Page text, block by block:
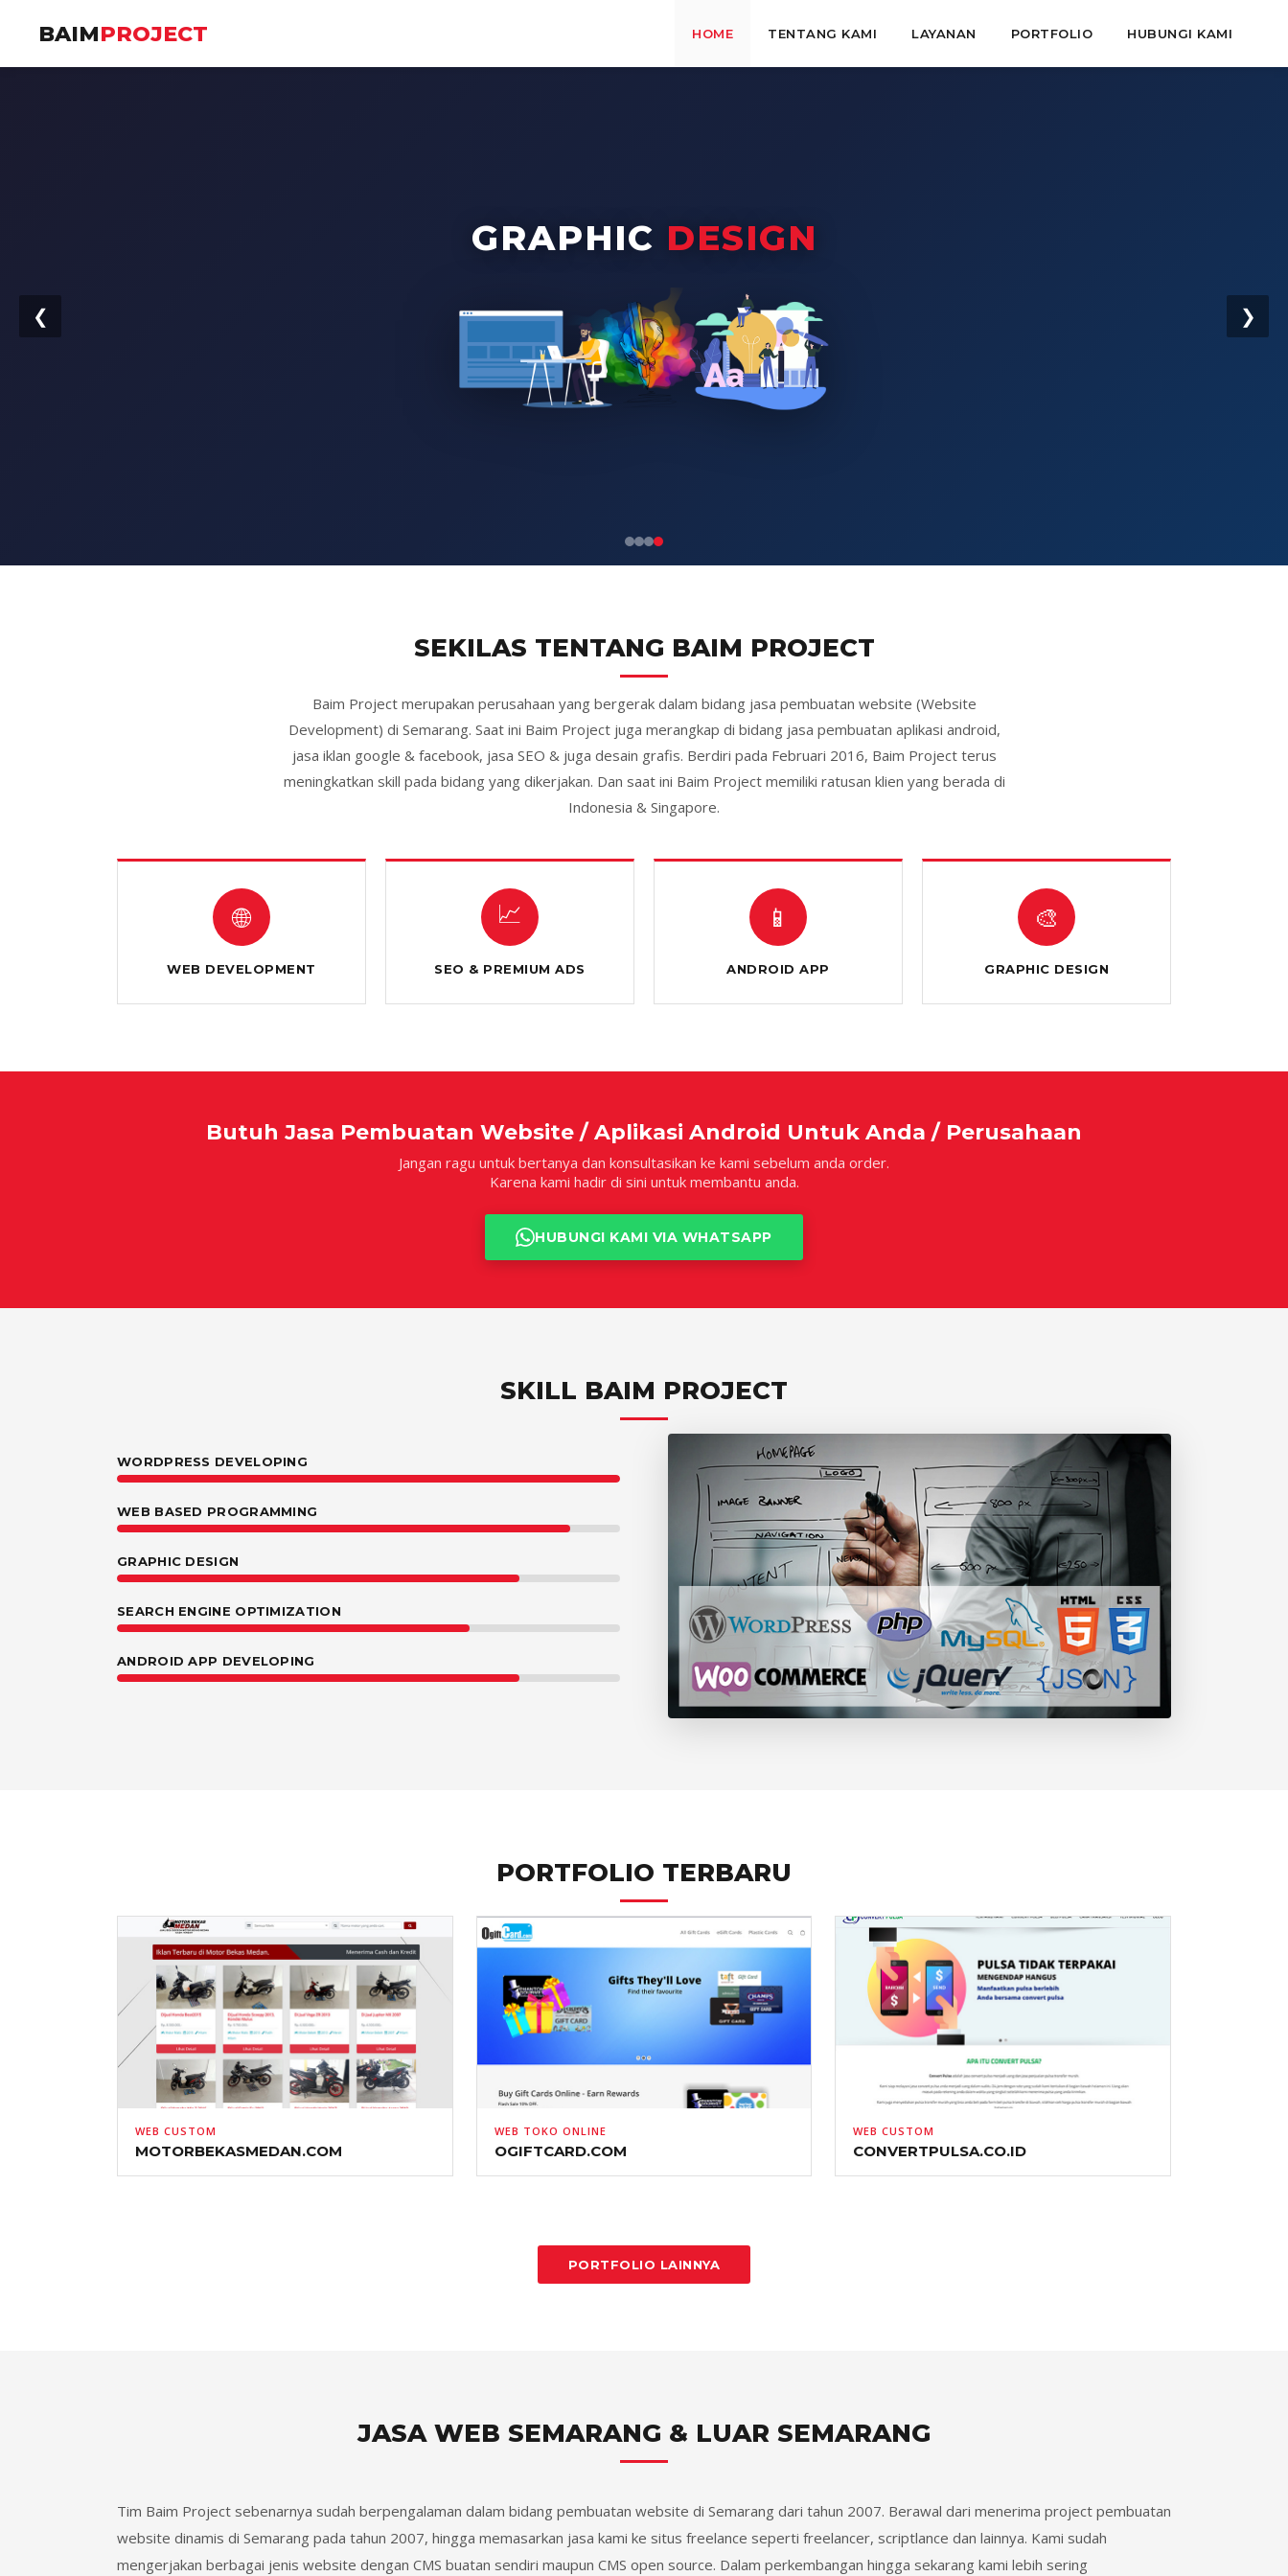
BAIMPROJECT HOME TENTANG KAMI LAYANAN PORTFOLIO HUBUNGI KAMI
GRAPHIC DESIGN
❮ ❯
SEKILAS TENTANG BAIM PROJECT
Baim Project merupakan perusahaan yang bergerak dalam bidang jasa pembuatan website (Website
Development) di Semarang. Saat ini Baim Project juga merangkap di bidang jasa pembuatan aplikasi android,
jasa iklan google & facebook, jasa SEO & juga desain grafis. Berdiri pada Februari 2016, Baim Project terus
meningkatkan skill pada bidang yang dikerjakan. Dan saat ini Baim Project memiliki ratusan klien yang berada di
Indonesia & Singapore.
🌐
WEB DEVELOPMENT
📈
SEO & PREMIUM ADS
📱
ANDROID APP
🎨
GRAPHIC DESIGN
Butuh Jasa Pembuatan Website / Aplikasi Android Untuk Anda / Perusahaan
Jangan ragu untuk bertanya dan konsultasikan ke kami sebelum anda order.
Karena kami hadir di sini untuk membantu anda.
HUBUNGI KAMI VIA WHATSAPP
SKILL BAIM PROJECT
WORDPRESS DEVELOPING
WEB BASED PROGRAMMING
GRAPHIC DESIGN
SEARCH ENGINE OPTIMIZATION
ANDROID APP DEVELOPING
PORTFOLIO TERBARU
WEB CUSTOM
MOTORBEKASMEDAN.COM
WEB TOKO ONLINE
OGIFTCARD.COM
WEB CUSTOM
CONVERTPULSA.CO.ID
PORTFOLIO LAINNYA
JASA WEB SEMARANG & LUAR SEMARANG
Tim Baim Project sebenarnya sudah berpengalaman dalam bidang pembuatan website di Semarang dari tahun 2007. Berawal dari menerima project pembuatan
website dinamis di Semarang pada tahun 2007, hingga memasarkan jasa kami ke situs freelance seperti freelancer, scriptlance dan lainnya. Kami sudah
mengerjakan berbagai jenis website dengan CMS buatan sendiri maupun CMS open source. Dalam perkembangan hingga sekarang kami lebih sering